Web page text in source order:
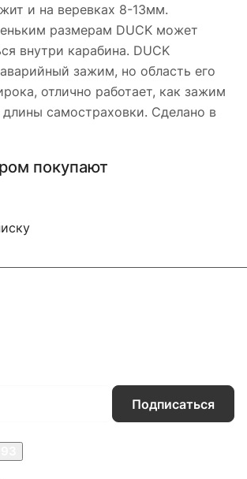
и на веревках 8-13мм.
размерам DUCK может
внутри карабина. DUCK
зажим, но область его
отлично работает, как зажим
самостраховки. Сделано в
покупают
Подписаться